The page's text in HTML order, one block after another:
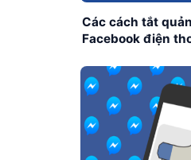
Các cách tắt
Facebook điện